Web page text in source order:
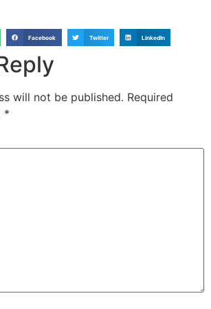
Facebook Twitter LinkedIn
will not be published. Required
*